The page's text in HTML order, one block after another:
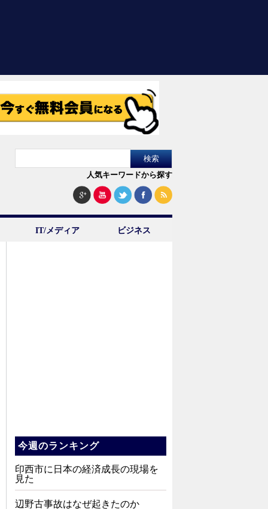
人気キーワードから探す
IT/メディア ビジネス
今週のランキング
印西市に日本の経済成長の現場を
見た
辺野古事故はなぜ起きたのか